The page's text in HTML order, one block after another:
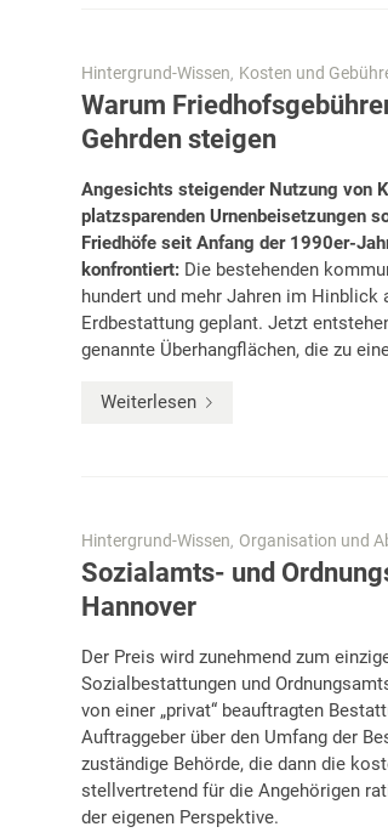
Hintergrund-Wissen, Kosten und
Warum
Gehrden steigen
Angesichts steigender Nutzung von
platzsparenden Urnenbeisetzungen
Friedhöfe seit Anfang der 1990er-
konfrontiert: Die bestehenden
hundert und mehr Jahren im Hinblick
Erdbestattung geplant. Jetzt
genannte Überhangflächen, die zu
Weiterlesen
Hintergrund-Wissen Organisation und
Sozialamts- und
Hannover
Der Preis wird zunehmend zum
Sozialbestattungen und
von einer „privat“ beauftragten
Auftraggeber über den Umfang der
zuständige Behörde, die dann die
stellvertretend für die Angehörigen
der eigenen Perspektive.